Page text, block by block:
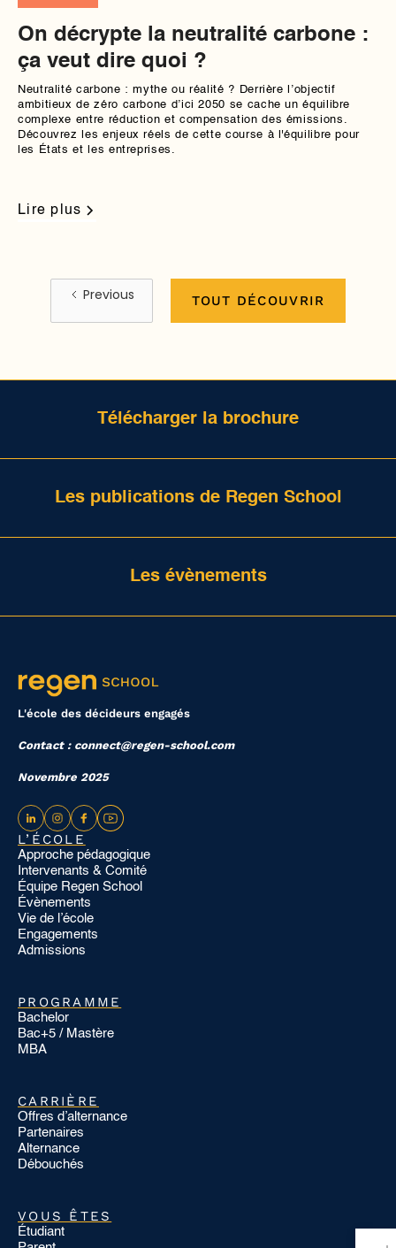
On décrypte la neutralité carbone :
ça veut dire quoi ?
Neutralité carbone : mythe ou réalité ? Derrière l’objectif
ambitieux de zéro carbone d’ici 2050 se cache un équilibre
complexe entre réduction et compensation des émissions.
Découvrez les enjeux réels de cette course à l'équilibre pour
les États et les entreprises.
Lire plus
Previous TOUT DÉCOUVRIR
Télécharger la brochure
Les publications de Regen School
Les évènements
L'école des décideurs engagés
Contact : connect@regen-school.com
Novembre 2025
L’ÉCOLE
Approche pédagogique
Intervenants & Comité
Équipe Regen School
Évènements
Vie de l’école
Engagements
Admissions
PROGRAMME
Bachelor
Bac+5 / Mastère
MBA
CARRIÈRE
Offres d’alternance
Partenaires
Alternance
Débouchés
VOUS ÊTES
Étudiant